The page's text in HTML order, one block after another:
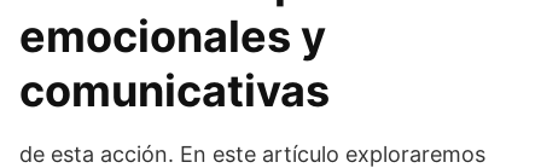
emocionales y
comunicativas
de esta acción. En este artículo exploraremos